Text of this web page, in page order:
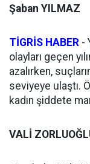
Şaban YILMAZ
TİGRİS HABER -
olayları geçen
azalırken,
seviyeye ulaştı.
kadın şiddete
VALİ